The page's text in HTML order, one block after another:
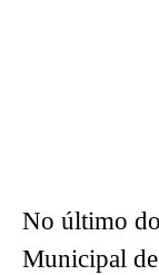
No último
Municipal